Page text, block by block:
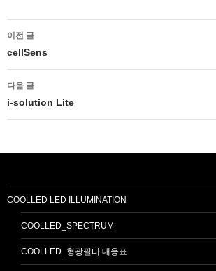
글
네
비
게
션
이전 글
cellSens
다음 글
i-solution Lite
COOLLED LED ILLUMINATION
COOLLED_SPECTRUM
COOLLED_형광필터 대응표